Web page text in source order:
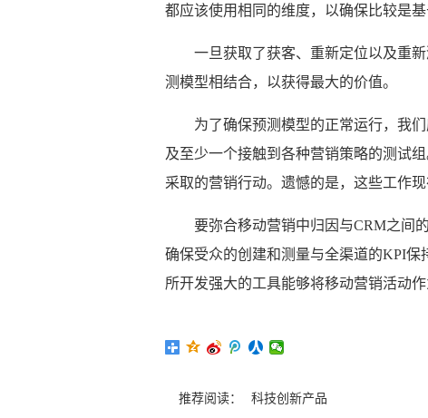
都应该使用相同的维度，以确保比较是基
一旦获取了获客、重新定位以及重
测模型相结合，以获得最大的价值。
为了确保预测模型的正常运行，我
及至少一个接触到各种营销策略的测试
采取的营销行动。遗憾的是，这些工作现
要弥合移动营销中归因与CRM之间
确保受众的创建和测量与全渠道的KPI保
所开发强大的工具能够将移动营销活动作
推荐阅读： 科技创新产品